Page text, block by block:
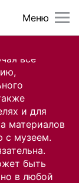
все
и для
материалов
с музеем.
быть
в любой
Меню